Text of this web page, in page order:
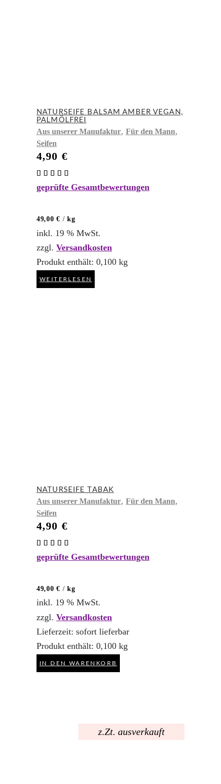
NATURSEIFE BALSAM AMBER VEGAN,
PALMÖLFREI
Aus unserer Manufaktur, Für den Mann,
Seifen
4,90 €
5.00
geprüfte Gesamtbewertungen
49,00€ /kg
inkl. 19 % MwSt.
zzgl. Versandkosten
Produkt enthält: 0,100 kg
WEITERLESEN
NATURSEIFE TABAK
Aus unserer Manufaktur, Für den Mann,
Seifen
4,90 €
5.00
geprüfte Gesamtbewertungen
49,00€ /kg
inkl. 19 % MwSt.
zzgl. Versandkosten
Lieferzeit: sofort lieferbar
Produkt enthält: 0,100 kg
IN DEN WARENKORB
z.Zt. ausverkauft